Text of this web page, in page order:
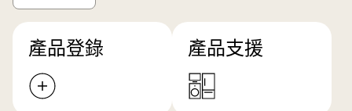
產品登錄 產品支援